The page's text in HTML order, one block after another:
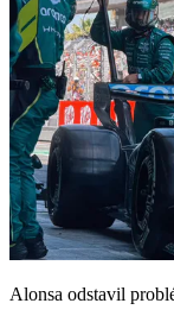
Alonsa odstavil